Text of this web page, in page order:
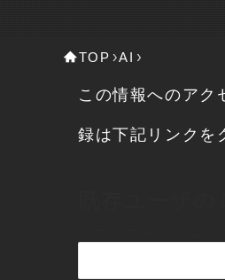
TOP AI
この情報へのアク
録は下記リンクを